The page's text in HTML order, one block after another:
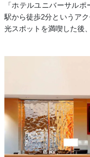
「ホテルユニバーサル
駅から徒歩2分というア
光スポットを満喫した後